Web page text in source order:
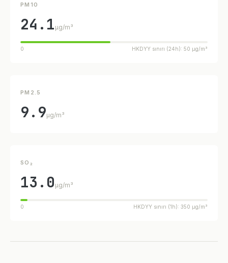
PM10
24.1 µg/m³
0 HKDYY sınırı (24h): 50 µg/m³
PM2.5
9.9µg/m³
SO₂
13.0 µg/m³
0 HKDYY sınırı (1h): 350 µg/m³